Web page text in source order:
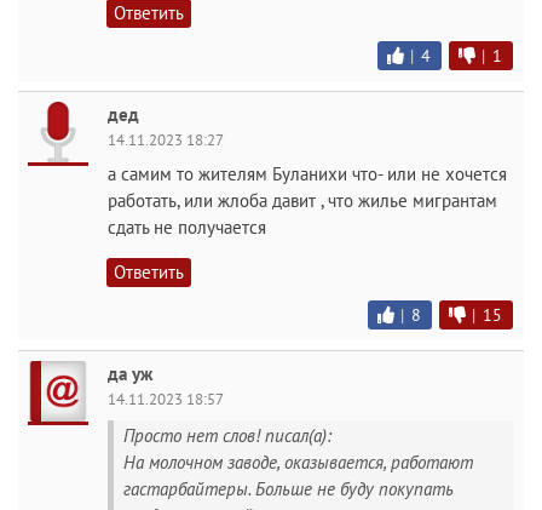
Ответить
| 4 | 1
дед
14.11.2023 18:27
а самим то жителям Буланихи что- или не хочется
работать, или жлоба давит , что жилье мигрантам
сдать не получается
Ответить
| 8 | 15
да уж
14.11.2023 18:57
Просто нет слов! писал(а):
На молочном заводе, оказывается, работают
гастарбайтеры. Больше не буду покупать